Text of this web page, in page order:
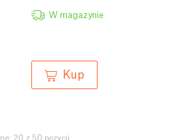
W magazynie
Kup
20 z 50 pozycji